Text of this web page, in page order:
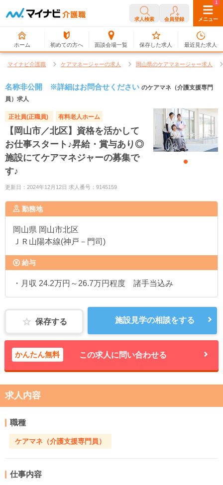
求人検索 会員登録 メニュー
ホーム 初めての方へ 面談会場一覧
0
保存した求人
1
最近見た求人
マイナビ介護職 ケアマネージャーの求人 岡山県のケアマネージャー求人
名称非公開 ※詳細はお問合せください のケアマネ（介護支援専門
員）求人
正社員(正職員) 有料老人ホーム
【岡山市／北区】資格を活かして
お仕事スタート♪昇給・賞与あり◎
施設にてケアマネジャーの募集で
す♪
更新日：2024年12月12日 求人番号：9145159
勤務地
岡山県 岡山市北区
ＪＲ山陽本線(神戸－門司)
給与
・月収 24.2万円～26.7万円程度 諸手当込み
保存する 施設見学の相談をする
かんたん無料 この求人に問い合わせる
求人内容
職種
ケアマネ（介護支援専門員）
仕事内容